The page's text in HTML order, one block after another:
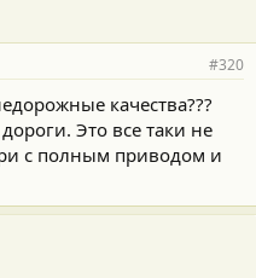
#320
качества???
Это все таки не
с полным приводом и